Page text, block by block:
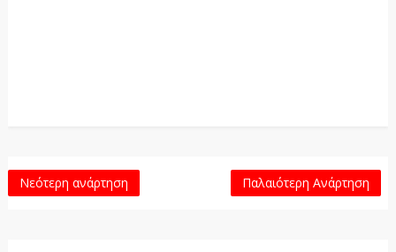
Νεότερη ανάρτηση Παλαιότερη Ανάρτηση